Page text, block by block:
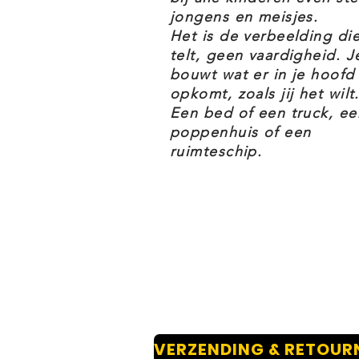
Originals Superstar 10282
Boordevol authentieke details
de 3 gekartelde strepen, het
Superstar elementen.
Dit LEGO® model vormt met
schoenendoos als verpakking
originele adidas sneaker.
Ben je op zoek naar een
modelset is ideaal voor
volwassen LEGO® bouwers
Afmetingen: ca. 12 cm hoog,
Met een displaystandaard en
Inclusief extra LEGO®
jongens en meisjes.
Het is de verbeelding
telt, geen vaardigheid.
bouwt wat er in je hoofd
opkomt, zoals jij het
Een bed of een truck,
poppenhuis of een
ruimteschip.